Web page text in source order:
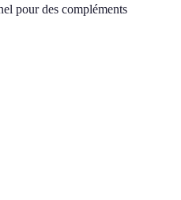
pour des compléments